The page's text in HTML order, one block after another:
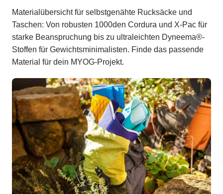
Materialübersicht für selbstgenähte Rucksäcke und
Taschen: Von robusten 1000den Cordura und X-Pac für
starke Beanspruchung bis zu ultraleichten Dyneema®-
Stoffen für Gewichtsminimalisten. Finde das passende
Material für dein MYOG-Projekt.